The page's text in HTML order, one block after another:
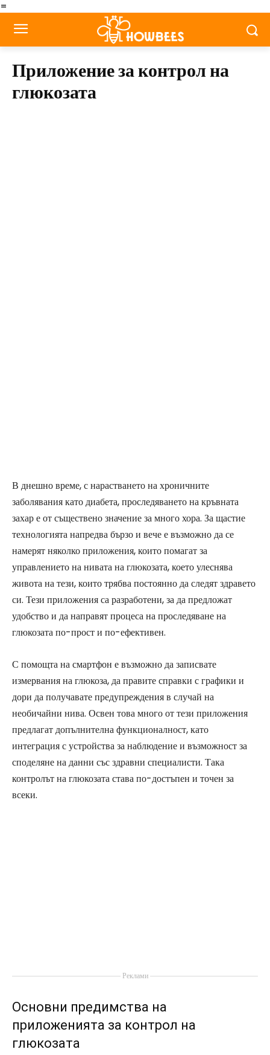
=
Приложение за контрол на
глюкозата
В днешно време, с нарастването на хроничните
заболявания като диабета, проследяването на кръвната
захар е от съществено значение за много хора. За щастие
технологията напредва бързо и вече е възможно да се
намерят няколко приложения, които помагат за
управлението на нивата на глюкозата, което улеснява
живота на тези, които трябва постоянно да следят здравето
си. Тези приложения са разработени, за да предложат
удобство и да направят процеса на проследяване на
глюкозата по-прост и по-ефективен.
С помощта на смартфон е възможно да записвате
измервания на глюкоза, да правите справки с графики и
дори да получавате предупреждения в случай на
необичайни нива. Освен това много от тези приложения
предлагат допълнителна функционалност, като
интеграция с устройства за наблюдение и възможност за
споделяне на данни със здравни специалисти. Така
контролът на глюкозата става по-достъпен и точен за
всеки.
Реклами
Основни предимства на
приложенията за контрол на
глюкозата